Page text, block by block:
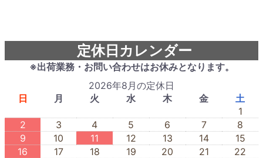
定休日カレンダー
※出荷業務・お問い合わせはお休みとなります。
2026年8月の定休日
日
月 火 水 木 金
土
1
2
3 4 5 6 7
8
9
10 11 12 13 14
15
16
17 18 19 20 21
22